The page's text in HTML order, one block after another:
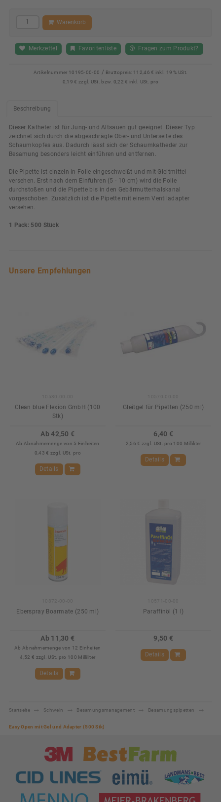
Warenkorb
Merkzettel Favoritenliste Fragen zum Produkt?
Artikelnummer 10195-00-00 / Bruttopreis: 112,46 € inkl. 19 % USt.
0,19 € zzgl. USt. bzw. 0,22 € inkl. USt. pro
Beschreibung
Dieser Katheter ist für Jung- und Altsauen gut geeignet. Dieser Typ
zeichnet sich durch die abgeschrägte Ober- und Unterseite des
Schaumkopfes aus. Dadurch lässt sich der Schaumkatheder zur
Besamung besonders leicht einführen und entfernen.
Die Pipette ist einzeln in Folie eingeschweißt und mit Gleitmittel
versehen. Erst nach dem Einführen (5 - 10 cm) wird die Folie
durchstoßen und die Pipette bis in den Gebärmutterhalskanal
vorgeschoben. Zusätzlich ist die Pipette mit einem Ventiladapter
versehen.
1 Pack: 500 Stück
Unsere Empfehlungen
Clean blue Flexion GmbH (100
Stk)
Ab 42,50 €
Ab Abnahmemenge von 5 Einheiten
0,43 € zzgl. USt. pro
Details
Gleitgel für Pipetten (250 ml)
6,40 €
2,56 € zzgl. USt. pro 100 Milliliter
Details
Eberspray Boarmate (250 ml)
Ab 11,30 €
Ab Abnahmemenge von 12 Einheiten
4,52 € zzgl. USt. pro 100 Milliliter
Details
Paraffinöl (1 l)
9,50 €
Details
Startseite Schwein Besamungsmanagement Besamungspipetten
Easy Open mit Gel und Adapter (500 Stk)